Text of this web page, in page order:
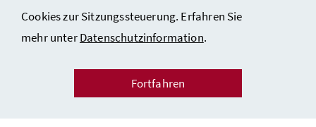
Cookies zur Sitzungssteuerung. Erfahren Sie
mehr unterDatenschutzinformation.
Fortfahren
Barrierefreiheitserklärung
Inhaltsverzeichnis/Sitemap